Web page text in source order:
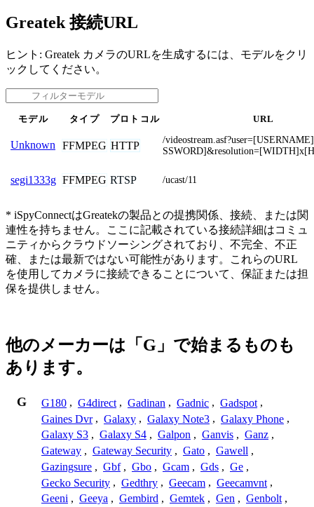
Greatek 接続URL
ヒント: Greatek カメラのURLを生成するには、モデルをクリ
ックしてください。
モデル タイプ プロトコル URL
Unknown FFMPEG HTTP
/
segi1333g FFMPEG RTSP /ucast/11
* iSpyConnectはGreatekの製品との提携関係、接続、または関
連性を持ちません。ここに記載されている接続詳細はコミュ
ニティからクラウドソーシングされており、不完全、不正
確、または最新ではない可能性があります。これらのURL
を使用してカメラに接続できることについて、保証または担
保を提供しません。
他のメーカーは「G」で始まるものも
あります。
G G180 , G4direct , Gadinan , Gadnic , Gadspot ,
Gaines Dvr , Galaxy , Galaxy Note3 , Galaxy Phone ,
Galaxy S3 , Galaxy S4 , Galpon , Ganvis , Ganz ,
Gateway , Gateway Security , Gato , Gawell ,
Gazingsure , Gbf , Gbo , Gcam , Gds , Ge ,
Gecko Security , Gedthry , Geecam , Geecamvnt ,
Geeni , Geeya , Gembird , Gemtek , Gen , Genbolt ,